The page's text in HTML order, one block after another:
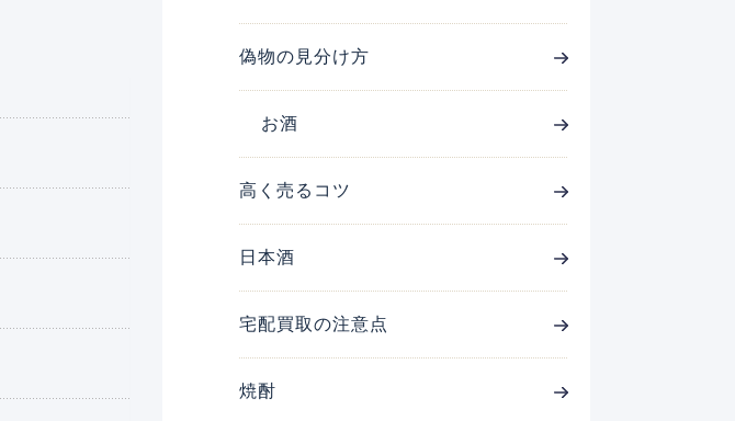
偽物の見分け方
お酒
高く売るコツ
日本酒
宅配買取の注意点
焼酎